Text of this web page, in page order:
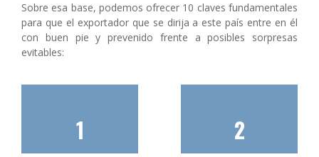
Sobre esa base, podemos ofrecer 10 claves fundamentales
para que el exportador que se dirija a este país entre en él
con buen pie y prevenido frente a posibles sorpresas
evitables:
1 2